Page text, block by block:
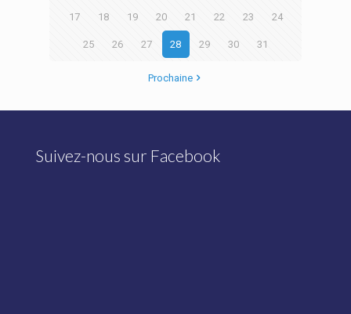
17 18 19 20 21 22 23 24
25 26 27 28 29 30 31
Prochaine
Suivez-nous sur Facebook